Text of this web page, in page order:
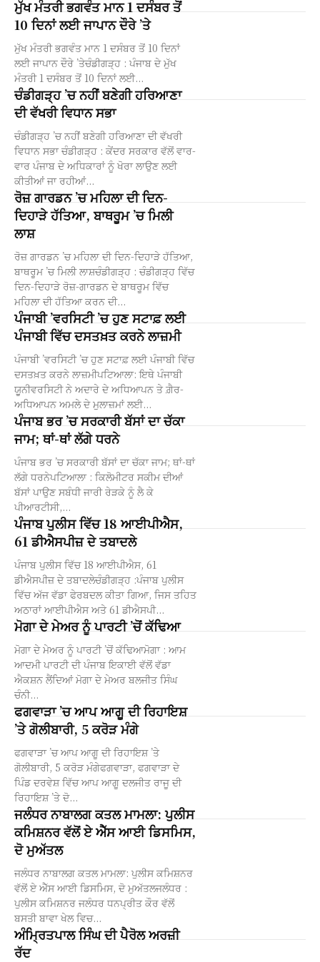
ਮੁੱਖ ਮੰਤਰੀ ਭਗਵੰਤ ਮਾਨ 1 ਦਸੰਬਰ ਤੋਂ
10 ਦਿਨਾਂ ਲਈ ਜਾਪਾਨ ਦੌਰੇ ’ਤੇ
ਮੁੱਖ ਮੰਤਰੀ ਭਗਵੰਤ ਮਾਨ 1 ਦਸੰਬਰ ਤੋਂ 10 ਦਿਨਾਂ
ਲਈ ਜਾਪਾਨ ਦੌਰੇ ’ਤੇਚੰਡੀਗੜ੍ਹ : ਪੰਜਾਬ ਦੇ ਮੁੱਖ
ਮੰਤਰੀ 1 ਦਸੰਬਰ ਤੋਂ 10 ਦਿਨਾਂ ਲਈ...
ਚੰਡੀਗੜ੍ਹ ’ਚ ਨਹੀਂ ਬਣੇਗੀ ਹਰਿਆਣਾ
ਦੀ ਵੱਖਰੀ ਵਿਧਾਨ ਸਭਾ
ਚੰਡੀਗੜ੍ਹ ’ਚ ਨਹੀਂ ਬਣੇਗੀ ਹਰਿਆਣਾ ਦੀ ਵੱਖਰੀ
ਵਿਧਾਨ ਸਭਾ ਚੰਡੀਗੜ੍ਹ : ਕੇਂਦਰ ਸਰਕਾਰ ਵੱਲੋਂ ਵਾਰ-
ਵਾਰ ਪੰਜਾਬ ਦੇ ਅਧਿਕਾਰਾਂ ਨੂੰ ਖੋਰਾ ਲਾਉਣ ਲਈ
ਕੀਤੀਆਂ ਜਾ ਰਹੀਆਂ...
ਰੋਜ਼ ਗਾਰਡਨ ’ਚ ਮਹਿਲਾ ਦੀ ਦਿਨ-
ਦਿਹਾੜੇ ਹੱਤਿਆ, ਬਾਥਰੂਮ ’ਚ ਮਿਲੀ
ਲਾਸ਼
ਰੋਜ਼ ਗਾਰਡਨ ’ਚ ਮਹਿਲਾ ਦੀ ਦਿਨ-ਦਿਹਾੜੇ ਹੱਤਿਆ,
ਬਾਥਰੂਮ ’ਚ ਮਿਲੀ ਲਾਸ਼ਚੰਡੀਗੜ੍ਹ : ਚੰਡੀਗੜ੍ਹ ਵਿੱਚ
ਦਿਨ-ਦਿਹਾੜੇ ਰੋਜ਼-ਗਾਰਡਨ ਦੇ ਬਾਥਰੂਮ ਵਿੱਚ
ਮਹਿਲਾ ਦੀ ਹੱਤਿਆ ਕਰਨ ਦੀ...
ਪੰਜਾਬੀ ’ਵਰਸਿਟੀ ’ਚ ਹੁਣ ਸਟਾਫ਼ ਲਈ
ਪੰਜਾਬੀ ਵਿੱਚ ਦਸਤਖ਼ਤ ਕਰਨੇ ਲਾਜ਼ਮੀ
ਪੰਜਾਬੀ ’ਵਰਸਿਟੀ ’ਚ ਹੁਣ ਸਟਾਫ਼ ਲਈ ਪੰਜਾਬੀ ਵਿੱਚ
ਦਸਤਖ਼ਤ ਕਰਨੇ ਲਾਜ਼ਮੀਪਟਿਆਲਾ: ਇਥੇ ਪੰਜਾਬੀ
ਯੂੁਨੀਵਰਸਿਟੀ ਨੇ ਅਦਾਰੇ ਦੇ ਅਧਿਆਪਨ ਤੇ ਗ਼ੈਰ-
ਅਧਿਆਪਨ ਅਮਲੇ ਦੇ ਮੁਲਾਜ਼ਮਾਂ ਲਈ...
ਪੰਜਾਬ ਭਰ ’ਚ ਸਰਕਾਰੀ ਬੱਸਾਂ ਦਾ ਚੱਕਾ
ਜਾਮ; ਥਾਂ-ਥਾਂ ਲੱਗੇ ਧਰਨੇ
ਪੰਜਾਬ ਭਰ ’ਚ ਸਰਕਾਰੀ ਬੱਸਾਂ ਦਾ ਚੱਕਾ ਜਾਮ; ਥਾਂ-ਥਾਂ
ਲੱਗੇ ਧਰਨੇਪਟਿਆਲਾ : ਕਿਲੋਮੀਟਰ ਸਕੀਮ ਦੀਆਂ
ਬੱਸਾਂ ਪਾਉਣ ਸਬੰਧੀ ਜਾਰੀ ਰੇੜਕੇ ਨੂੰ ਲੈ ਕੇ
ਪੀਆਰਟੀਸੀ,...
ਪੰਜਾਬ ਪੁਲੀਸ ਵਿੱਚ 18 ਆਈਪੀਐਸ,
61 ਡੀਐਸਪੀਜ਼ ਦੇ ਤਬਾਦਲੇ
ਪੰਜਾਬ ਪੁਲੀਸ ਵਿੱਚ 18 ਆਈਪੀਐਸ, 61
ਡੀਐਸਪੀਜ਼ ਦੇ ਤਬਾਦਲੇਚੰਡੀਗੜ੍ਹ :ਪੰਜਾਬ ਪੁਲੀਸ
ਵਿੱਚ ਅੱਜ ਵੱਡਾ ਫੇਰਬਦਲ ਕੀਤਾ ਗਿਆ, ਜਿਸ ਤਹਿਤ
ਅਠਾਰਾਂ ਆਈਪੀਐਸ ਅਤੇ 61 ਡੀਐਸਪੀ...
ਮੋਗਾ ਦੇ ਮੇਅਰ ਨੂੰ ਪਾਰਟੀ ’ਚੋਂ ਕੱਢਿਆ
ਮੋਗਾ ਦੇ ਮੇਅਰ ਨੂੰ ਪਾਰਟੀ ’ਚੋਂ ਕੱਢਿਆਮੋਗਾ : ਆਮ
ਆਦਮੀ ਪਾਰਟੀ ਦੀ ਪੰਜਾਬ ਇਕਾਈ ਵੱਲੋਂ ਵੱਡਾ
ਐਕਸ਼ਨ ਲੈਂਦਿਆਂ ਮੋਗਾ ਦੇ ਮੇਅਰ ਬਲਜੀਤ ਸਿੰਘ
ਚੰਨੀ...
ਫਗਵਾੜਾ ’ਚ ਆਪ ਆਗੂ ਦੀ ਰਿਹਾਇਸ਼
’ਤੇ ਗੋਲੀਬਾਰੀ, 5 ਕਰੋੜ ਮੰਗੇ
ਫਗਵਾੜਾ ’ਚ ਆਪ ਆਗੂ ਦੀ ਰਿਹਾਇਸ਼ ’ਤੇ
ਗੋਲੀਬਾਰੀ, 5 ਕਰੋੜ ਮੰਗੇਫਗਵਾੜਾ, ਫਗਵਾੜਾ ਦੇ
ਪਿੰਡ ਦਰਵੇਸ਼ ਵਿੱਚ ਆਪ ਆਗੂ ਦਲਜੀਤ ਰਾਜੂ ਦੀ
ਰਿਹਾਇਸ਼ ’ਤੇ ਦੋ...
ਜਲੰਧਰ ਨਾਬਾਲਗ ਕਤਲ ਮਾਮਲਾ: ਪੁਲੀਸ
ਕਮਿਸ਼ਨਰ ਵੱਲੋਂ ਏ ਐੱਸ ਆਈ ਡਿਸਮਿਸ,
ਦੋ ਮੁਅੱਤਲ
ਜਲੰਧਰ ਨਾਬਾਲਗ ਕਤਲ ਮਾਮਲਾ: ਪੁਲੀਸ ਕਮਿਸ਼ਨਰ
ਵੱਲੋਂ ਏ ਐੱਸ ਆਈ ਡਿਸਮਿਸ, ਦੋ ਮੁਅੱਤਲਜਲੰਧਰ :
ਪੁਲੀਸ ਕਮਿਸ਼ਨਰ ਜਲੰਧਰ ਧਨਪ੍ਰੀਤ ਕੌਰ ਵੱਲੋਂ
ਬਸਤੀ ਬਾਵਾ ਖੇਲ ਵਿਚ...
ਅੰਮ੍ਰਿਤਪਾਲ ਸਿੰਘ ਦੀ ਪੈਰੋਲ ਅਰਜ਼ੀ
ਰੱਦ